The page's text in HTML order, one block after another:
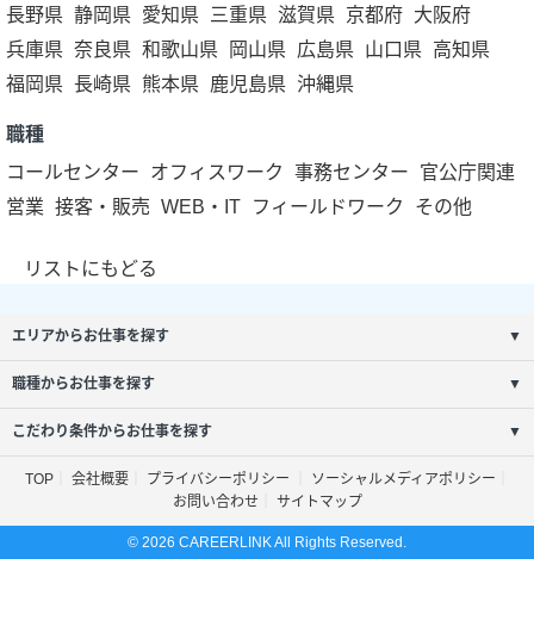
長野県 静岡県 愛知県 三重県 滋賀県 京都府 大阪府
兵庫県 奈良県 和歌山県 岡山県 広島県 山口県 高知県
福岡県 長崎県 熊本県 鹿児島県 沖縄県
職種
コールセンター
オフィスワーク 事務センター
官公庁関連
営業 接客・販売 WEB・IT フィールドワーク その他
リストにもどる
エリアからお仕事を探す ▼
職種からお仕事を探す ▼
こだわり条件からお仕事を探す ▼
TOP 会社概要 プライバシーポリシー
ソーシャルメディアポリシー
お問い合わせ
サイトマップ
© 2026 CAREERLINK All Rights Reserved.